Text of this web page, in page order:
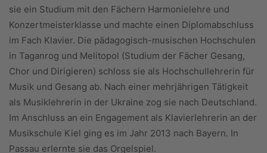
sie ein Studium mit den Fächern Harmonielehre und
Konzertmeisterklasse und machte einen Diplomabschluss
im Fach Klavier. Die pädagogisch-musischen Hochschulen
in Taganrog und Melitopol (Studium der Fächer Gesang,
Chor und Dirigieren) schloss sie als Hochschullehrerin für
Musik und Gesang ab. Nach einer mehrjährigen Tätigkeit
als Musiklehrerin in der Ukraine zog sie nach Deutschland.
Im Anschluss an ein Engagement als Klavierlehrerin an der
Musikschule Kiel ging es im Jahr 2013 nach Bayern. In
Passau erlernte sie das Orgelspiel.